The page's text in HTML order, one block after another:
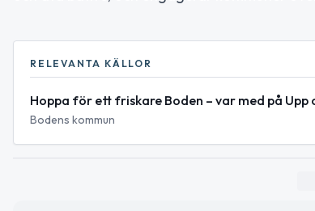
RELEVANTA KÄLLOR
Hoppa för ett friskare Boden – var med på Upp
Bodens kommun